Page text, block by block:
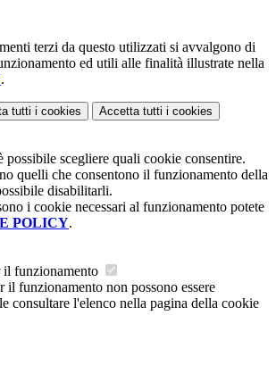
terzi da questo utilizzati si avvalgono di
ed utili alle finalità illustrate nella
.
tutti i cookies Accetta tutti i cookies
possibile scegliere quali cookie consentire.
quelli che consentono il funzionamento della
disabilitarli.
i cookie necessari al funzionamento potete
POLICY.
il funzionamento
il funzionamento non possono essere
consultare l'elenco nella pagina della cookie